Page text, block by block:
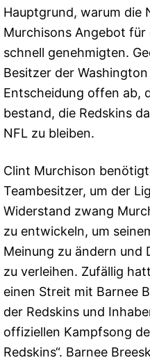
Hauptgrund, warum die
Murchisons Angebot für
schnell genehmigten.
Besitzer der
Entscheidung offen ab,
bestand, die Redskins
NFL zu bleiben.
Clint Murchison
Teambesitzer, um der
Widerstand zwang
zu entwickeln, um
Meinung zu ändern und
zu verleihen. Zufällig
einen Streit mit Barnee
der Redskins und
offiziellen Kampfsong
Redskins“. Barnee